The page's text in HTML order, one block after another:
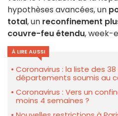
hypothèses avancées, un
total, un reconfinement
couvre-feu étendu, week-
À LIRE AUSSI
Coronavirus : la liste des
départements soumis au
Coronavirus : Vers un
moins 4 semaines ?